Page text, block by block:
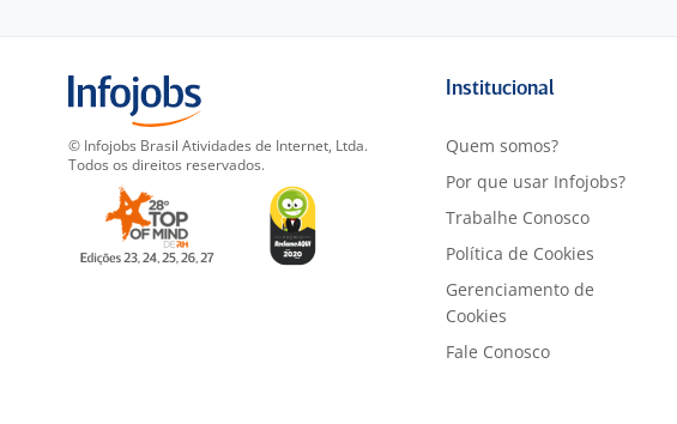
© Infojobs Brasil Atividades de Internet, Ltda.
Todos os direitos reservados.
Institucional
Quem somos?
Por que usar Infojobs?
Trabalhe Conosco
Política de Cookies
Gerenciamento de
Cookies
Fale Conosco